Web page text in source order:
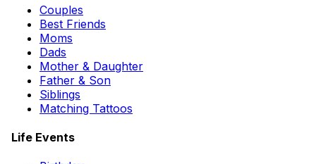
Couples
Best Friends
Moms
Dads
Mother & Daughter
Father & Son
Siblings
Matching Tattoos
Life Events